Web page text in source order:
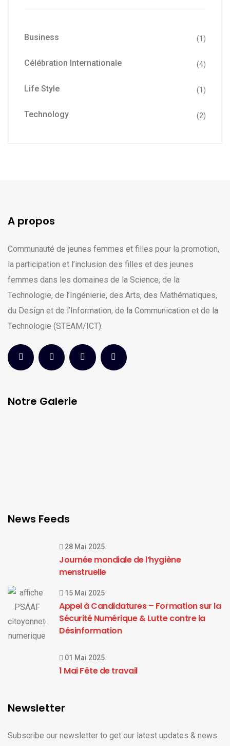
Business (1)
Célébration Internationale (4)
Life Style (1)
Technology (2)
A propos
Communauté de jeunes femmes et filles pour la promotion,
la participation et l’inclusion des filles et des jeunes
femmes dans les domaines de la Science, de la
Technologie, de l’Ingénierie, des Arts, des Mathématiques,
du Design et de l’Information, de la Communication et de la
Technologie (STEAM/ICT).
Notre Galerie
News Feeds
28 Mai 2025
Journée mondiale de l’hygiène
menstruelle
15 Mai 2025
Appel à Candidatures – Formation sur la
Sécurité Numérique & Lutte contre la
Désinformation
01 Mai 2025
1 Mai Fête de travail
Newsletter
Subscribe our newsletter to get our latest updates & news.